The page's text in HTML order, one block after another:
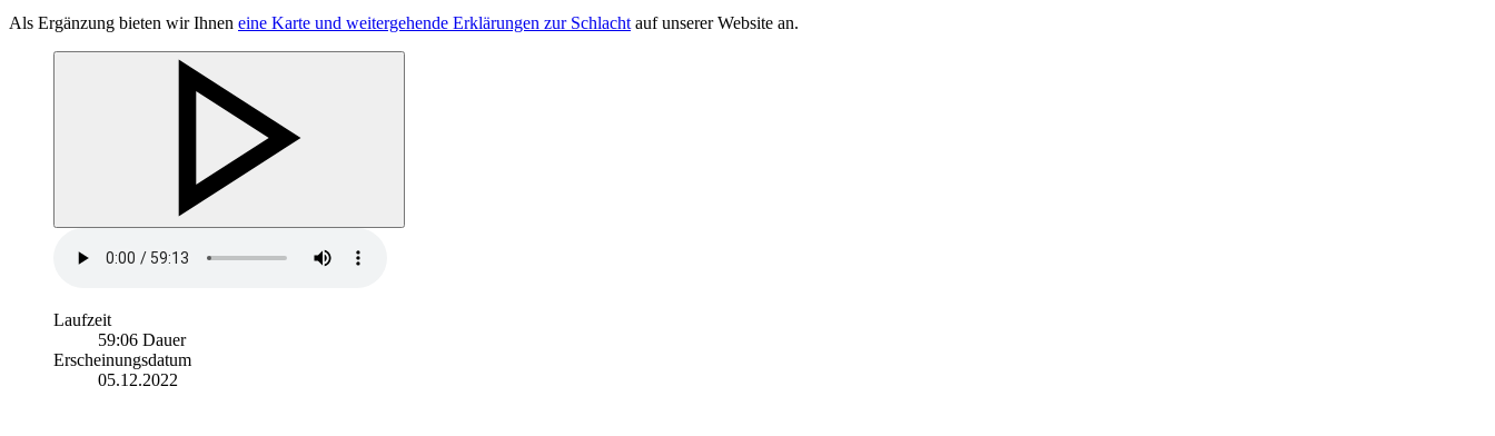
Als Ergänzung bieten wir Ihnen eine Karte und weitergehende Erklärungen zur Schlacht auf unserer Website an.
Laufzeit
59:06 Dauer
Erscheinungsdatum
05.12.2022